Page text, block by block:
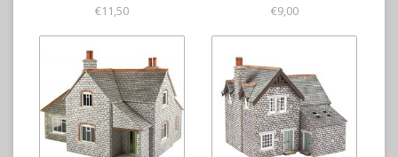
€11,50
€9,00